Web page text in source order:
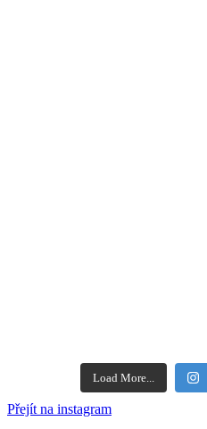
Load More...
Přejít na instagram